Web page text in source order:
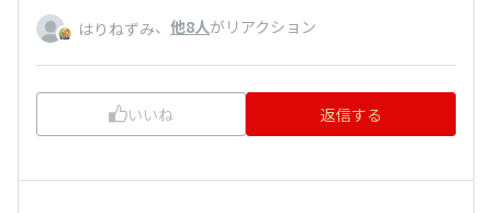
はりねずみ、 他8人がリアクション
いいね 返信する